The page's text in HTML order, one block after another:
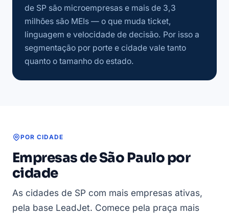
de SP são microempresas e mais de 3,3
milhões são MEIs — o que muda ticket,
linguagem e velocidade de decisão. Por isso a
segmentação por porte e cidade vale tanto
quanto o tamanho do estado.
POR CIDADE
Empresas de São Paulo por
cidade
As cidades de SP com mais empresas ativas,
pela base LeadJet. Comece pela praça mais